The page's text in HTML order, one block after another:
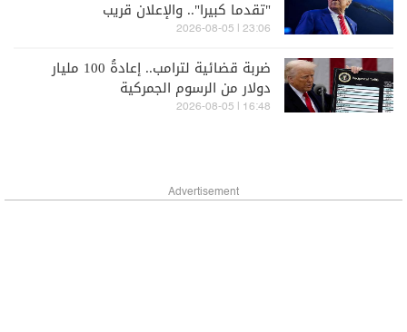
"تقدما كبيرا".. والإعلان قريب
23:06 | 2026-08-05
ضربة قضائية لترامب.. إعادةُ 100 مليار
دولار من الرسوم الجمركية
16:48 | 2026-08-05
Advertisement